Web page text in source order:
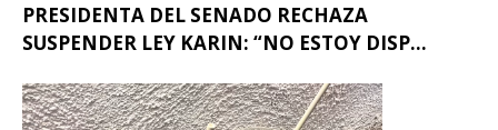
PRESIDENTA DEL SENADO RECHAZA
SUSPENDER LEY KARIN: “NO ESTOY DISP...